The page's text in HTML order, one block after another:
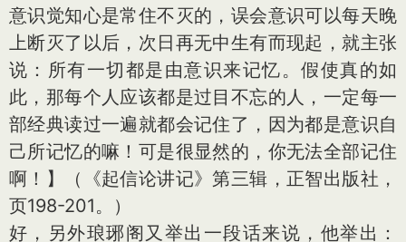
意识觉知心是常住不灭的，误会意识可以每天晚
上断灭了以后，次日再无中生有而现起，就主张
说：所有一切都是由意识来记忆。假使真的如
此，那每个人应该都是过目不忘的人，一定每一
部经典读过一遍就都会记住了，因为都是意识自
己所记忆的嘛！可是很显然的，你无法全部记住
啊！】（《起信论讲记》第三辑，正智出版社，
页198-201。）
好，另外琅琊阁又举出一段话来说，他举出：